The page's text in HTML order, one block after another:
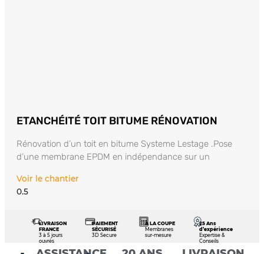
ETANCHÉITÉ TOIT BITUME RÉNOVATION
Rénovation d’un toit en bitume Systeme Lestage .Pose
d’une membrane EPDM en indépendance sur un
Voir le chantier
LIVRAISON
FRANCE
3 à 5 jours
ouvrés
PAIEMENT
SÉCURISÉ
3D Secure
À LA COUPE
Membranes
sur-mesure
25 Ans
d’expérience
Expertise &
Conseils